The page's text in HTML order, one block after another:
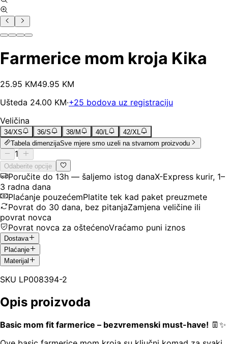
Farmerice mom kroja Kika
25.95 KM49.95 KM
Ušteda 24.00 KM·+25 bodova uz registraciju
Veličina
34/XS 36/S 38/M 40/L
42/XL
Tabela dimenzijaSve mjere smo uzeli na stvarnom proizvodu
1
Odaberite opcije
Poručite do 13h — šaljemo istog danaX-Express kurir, 1–
3 radna dana
Plaćanje pouzećemPlatite tek kad paket preuzmete
Povrat do 30 dana, bez pitanjaZamjena veličine ili
povrat novca
Povrat novca za oštećenoVraćamo puni iznos
Dostava
Plaćanje
Materijal
SKU LP008394-2
Opis proizvoda
Basic mom fit farmerice – bezvremenski must-have! 👖✨